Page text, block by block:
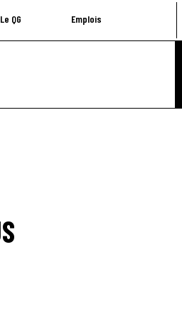
Le QG Emplois